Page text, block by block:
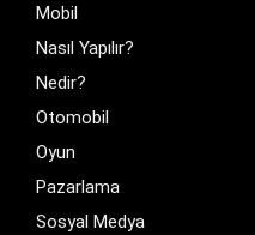
Mobil
Nasıl Yapılır?
Nedir?
Otomobil
Oyun
Pazarlama
Sosyal Medya